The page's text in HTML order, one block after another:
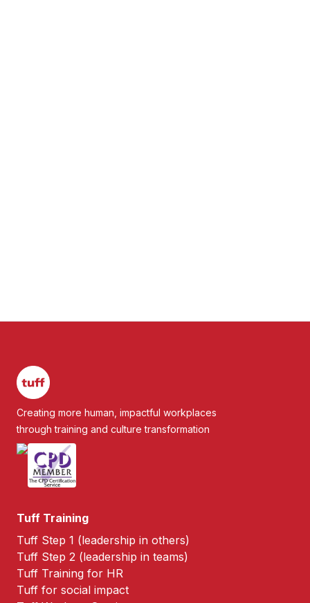
Creating more human, impactful workplaces
through training and culture transformation
Tuff Training
Tuff Step 1 (leadership in others)
Tuff Step 2 (leadership in teams)
Tuff Training for HR
Tuff for social impact